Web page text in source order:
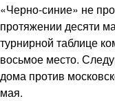
«Черно-синие» не
протяжении десяти
турнирной таблице
восьмое место.
дома против
мая.